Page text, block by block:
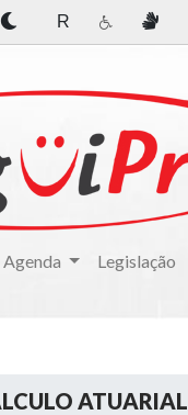
R
Agenda Legislação
ATUARIAL